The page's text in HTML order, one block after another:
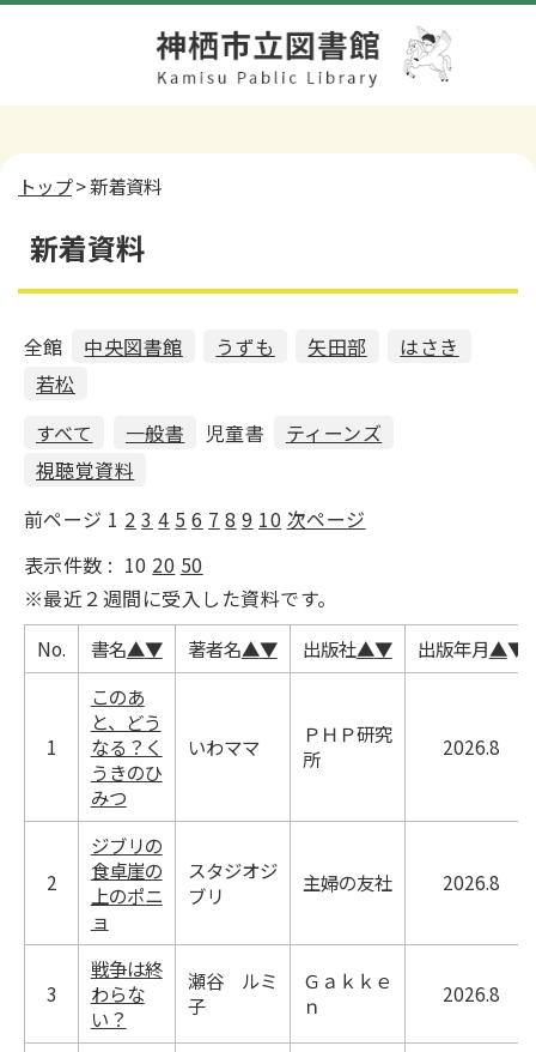
トップ> 新着資料
新着資料
全館 中央図書館 うずも 矢田部
はさき
若松
すべて
一般書 児童書
ティーンズ
視聴覚資料
前ページ 1 2 3 4 5 6 7 8 9 10 次ページ
表示件数 : 10 20 50
※最近２週間に受入した資料です。
No. 書名▲▼ 著者名▲▼ 出版社▲▼ 出版年月▲▼
1
このあ
と、どう
なる？く
うきのひ
みつ
いわママ
ＰＨＰ研究
所
2026.8
2
ジブリの
食卓崖の
上のポニ
ョ
スタジオジ
ブリ
主婦の友社 2026.8
3
戦争は終
わらな
い？
瀬谷 ルミ
子
Ｇａｋｋｅ
ｎ
2026.8